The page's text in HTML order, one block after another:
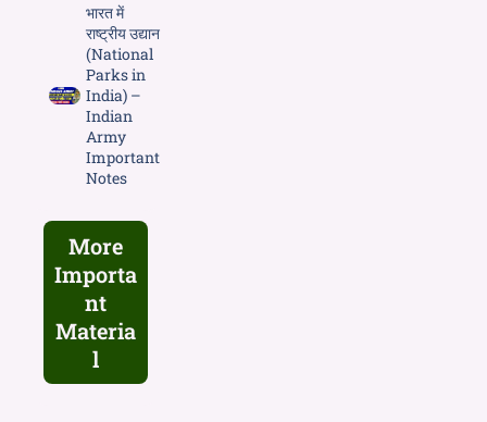
भारत में
राष्ट्रीय उद्यान
(National
Parks in
India) –
Indian
Army
Important
Notes
More
Importa
nt
Materia
l